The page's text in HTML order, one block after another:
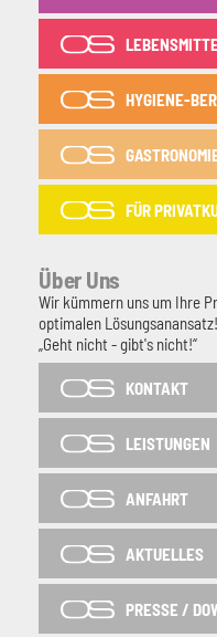
HYGIENE-
FÜR
Über Uns
Wir kümmern uns um Ihre
optimalen
„Geht nicht - gibt's nicht!“
KONTAKT
LEISTUNGEN
ANFAHRT
AKTUELLES
PRESSE /